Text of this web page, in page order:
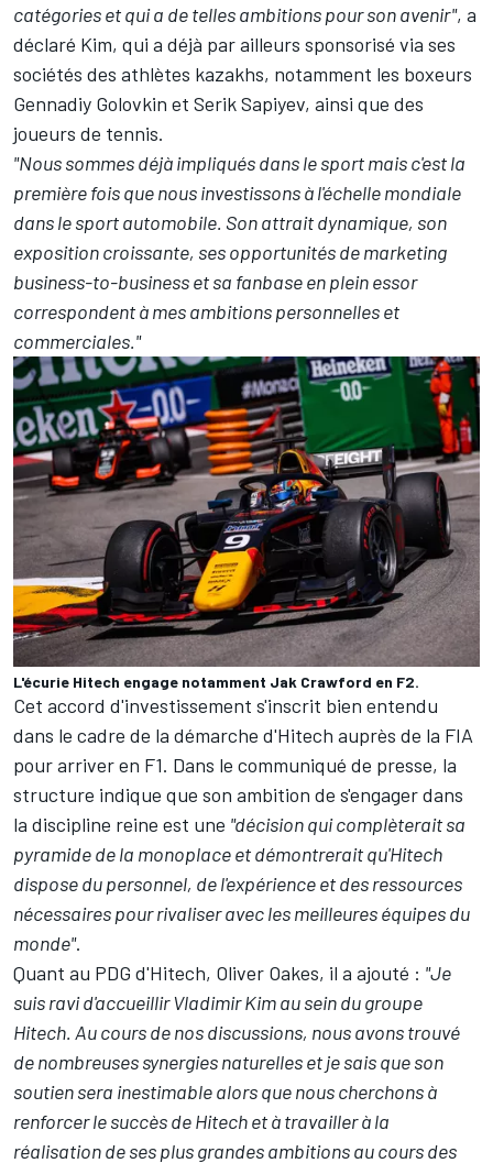
catégories et qui a de telles ambitions pour son avenir", a
déclaré Kim, qui a déjà par ailleurs sponsorisé via ses
sociétés des athlètes kazakhs, notamment les boxeurs
Gennadiy Golovkin et Serik Sapiyev, ainsi que des
joueurs de tennis.
"Nous sommes déjà impliqués dans le sport mais c'est la
première fois que nous investissons à l'échelle mondiale
dans le sport automobile. Son attrait dynamique, son
exposition croissante, ses opportunités de marketing
business-to-business et sa fanbase en plein essor
correspondent à mes ambitions personnelles et
commerciales."
L'écurie Hitech engage notamment Jak Crawford en F2.
Cet accord d'investissement s'inscrit bien entendu
dans le cadre de la démarche d'Hitech auprès de la FIA
pour arriver en F1. Dans le communiqué de presse, la
structure indique que son ambition de s'engager dans
la discipline reine est une "décision qui complèterait sa
pyramide de la monoplace et démontrerait qu'Hitech
dispose du personnel, de l'expérience et des ressources
nécessaires pour rivaliser avec les meilleures équipes du
monde".
Quant au PDG d'Hitech, Oliver Oakes, il a ajouté : "Je
suis ravi d'accueillir Vladimir Kim au sein du groupe
Hitech. Au cours de nos discussions, nous avons trouvé
de nombreuses synergies naturelles et je sais que son
soutien sera inestimable alors que nous cherchons à
renforcer le succès de Hitech et à travailler à la
réalisation de ses plus grandes ambitions au cours des